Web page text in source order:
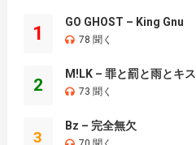
1
GO GHOST – King Gnu
78 聞く
2
M!LK – 罪と罰と雨とキス
73 聞く
3
Bz – 完全無欠